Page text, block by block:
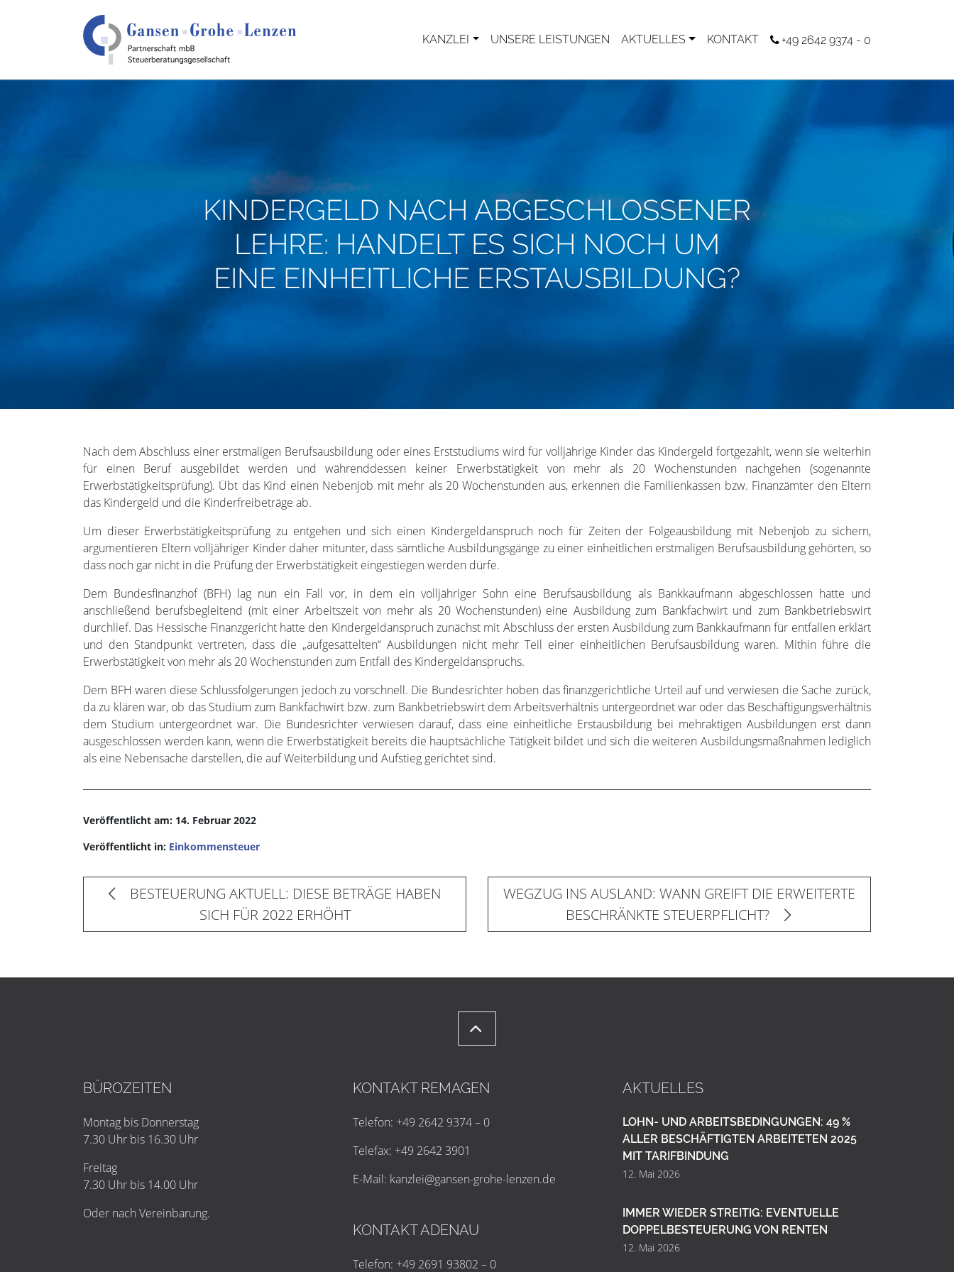
KANZLEI UNSERE LEISTUNGEN AKTUELLES KONTAKT +49 2642 9374 - 0
KINDERGELD NACH ABGESCHLOSSENER
LEHRE: HANDELT ES SICH NOCH UM
EINE EINHEITLICHE ERSTAUSBILDUNG?
Nach dem Abschluss einer erstmaligen Berufsausbildung oder eines Erststudiums wird für volljährige Kinder das Kindergeld fortgezahlt, wenn sie weiterhin
für einen Beruf ausgebildet werden und währenddessen keiner Erwerbstätigkeit von mehr als 20 Wochenstunden nachgehen (sogenannte
Erwerbstätigkeitsprüfung). Übt das Kind einen Nebenjob mit mehr als 20 Wochenstunden aus, erkennen die Familienkassen bzw. Finanzämter den Eltern
das Kindergeld und die Kinderfreibeträge ab.
Um dieser Erwerbstätigkeitsprüfung zu entgehen und sich einen Kindergeldanspruch noch für Zeiten der Folgeausbildung mit Nebenjob zu sichern,
argumentieren Eltern volljähriger Kinder daher mitunter, dass sämtliche Ausbildungsgänge zu einer einheitlichen erstmaligen Berufsausbildung gehörten, so
dass noch gar nicht in die Prüfung der Erwerbstätigkeit eingestiegen werden dürfe.
Dem Bundesfinanzhof (BFH) lag nun ein Fall vor, in dem ein volljähriger Sohn eine Berufsausbildung als Bankkaufmann abgeschlossen hatte und
anschließend berufsbegleitend (mit einer Arbeitszeit von mehr als 20 Wochenstunden) eine Ausbildung zum Bankfachwirt und zum Bankbetriebswirt
durchlief. Das Hessische Finanzgericht hatte den Kindergeldanspruch zunächst mit Abschluss der ersten Ausbildung zum Bankkaufmann für entfallen erklärt
und den Standpunkt vertreten, dass die „aufgesattelten“ Ausbildungen nicht mehr Teil einer einheitlichen Berufsausbildung waren. Mithin führe die
Erwerbstätigkeit von mehr als 20 Wochenstunden zum Entfall des Kindergeldanspruchs.
Dem BFH waren diese Schlussfolgerungen jedoch zu vorschnell. Die Bundesrichter hoben das finanzgerichtliche Urteil auf und verwiesen die Sache zurück,
da zu klären war, ob das Studium zum Bankfachwirt bzw. zum Bankbetriebswirt dem Arbeitsverhältnis untergeordnet war oder das Beschäftigungsverhältnis
dem Studium untergeordnet war. Die Bundesrichter verwiesen darauf, dass eine einheitliche Erstausbildung bei mehraktigen Ausbildungen erst dann
ausgeschlossen werden kann, wenn die Erwerbstätigkeit bereits die hauptsächliche Tätigkeit bildet und sich die weiteren Ausbildungsmaßnahmen lediglich
als eine Nebensache darstellen, die auf Weiterbildung und Aufstieg gerichtet sind.
Veröffentlicht am: 14. Februar 2022
Veröffentlicht in: Einkommensteuer
BESTEUERUNG AKTUELL: DIESE BETRÄGE HABEN
SICH FÜR 2022 ERHÖHT
WEGZUG INS AUSLAND: WANN GREIFT DIE ERWEITERTE
BESCHRÄNKTE STEUERPFLICHT?
BÜROZEITEN
Montag bis Donnerstag
7.30 Uhr bis 16.30 Uhr
Freitag
7.30 Uhr bis 14.00 Uhr
Oder nach Vereinbarung.
KONTAKT REMAGEN
Telefon: +49 2642 9374 – 0
Telefax: +49 2642 3901
E-Mail: kanzlei@gansen-grohe-lenzen.de
KONTAKT ADENAU
Telefon: +49 2691 93802 – 0
AKTUELLES
LOHN- UND ARBEITSBEDINGUNGEN: 49 %
ALLER BESCHÄFTIGTEN ARBEITETEN 2025
MIT TARIFBINDUNG
12. Mai 2026
IMMER WIEDER STREITIG: EVENTUELLE
DOPPELBESTEUERUNG VON RENTEN
12. Mai 2026